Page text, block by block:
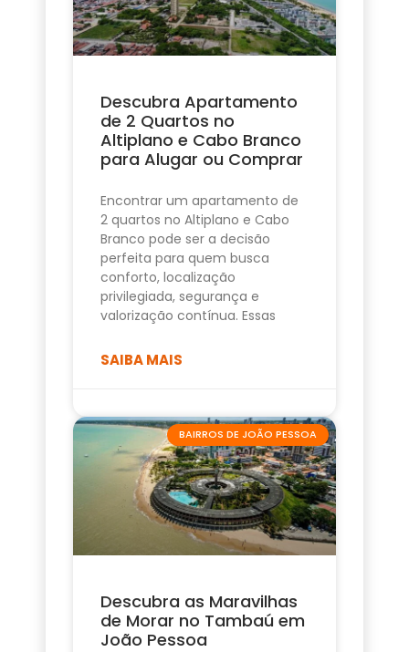
Descubra Apartamento
de 2 Quartos no
Altiplano e Cabo Branco
para Alugar ou Comprar
Encontrar um apartamento de
2 quartos no Altiplano e Cabo
Branco pode ser a decisão
perfeita para quem busca
conforto, localização
privilegiada, segurança e
valorização contínua. Essas
SAIBA MAIS
BAIRROS DE JOÃO PESSOA
Descubra as Maravilhas
de Morar no Tambaú em
João Pessoa